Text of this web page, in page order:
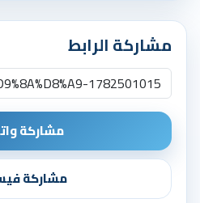
مشاركة الرابط
مشاركة
مشاركة